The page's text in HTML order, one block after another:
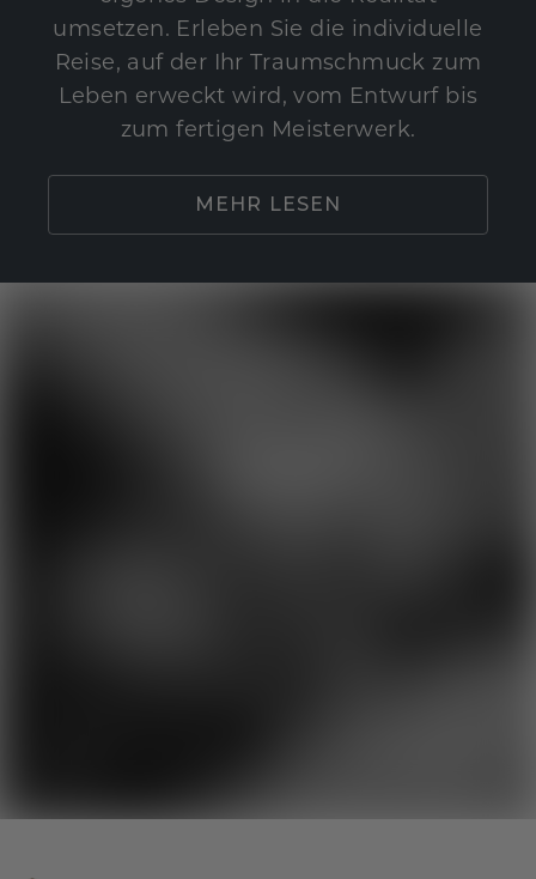
umsetzen. Erleben Sie die individuelle
Reise, auf der Ihr Traumschmuck zum
Leben erweckt wird, vom Entwurf bis
zum fertigen Meisterwerk.
MEHR LESEN